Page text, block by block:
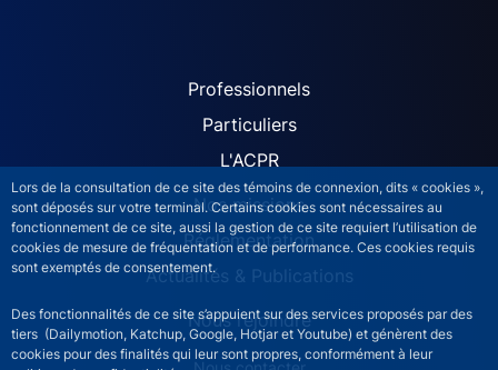
Lors de la consultation de ce site des témoins de connexion, dits « cookies »,
sont déposés sur votre terminal. Certains cookies sont nécessaires au
fonctionnement de ce site, aussi la gestion de ce site requiert l’utilisation de
cookies de mesure de fréquentation et de performance. Ces cookies requis
sont exemptés de consentement.
Des fonctionnalités de ce site s’appuient sur des services proposés par des
tiers (Dailymotion, Katchup, Google, Hotjar et Youtube) et génèrent des
cookies pour des finalités qui leur sont propres, conformément à leur
ACPR site navigation
Professionnels
Particuliers
L'ACPR
Nos missions
Réglementation
Actualités & Publications
Nous rejoindre